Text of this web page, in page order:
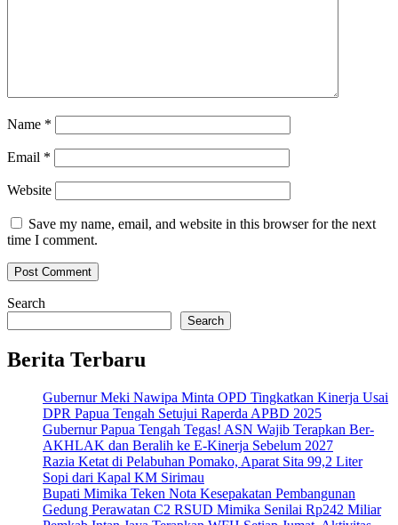
Name *
Email *
Website
Save my name, email, and website in this browser for the next
time I comment.
Search
Search
Berita Terbaru
Gubernur Meki Nawipa Minta OPD Tingkatkan Kinerja Usai
DPR Papua Tengah Setujui Raperda APBD 2025
Gubernur Papua Tengah Tegas! ASN Wajib Terapkan Ber-
AKHLAK dan Beralih ke E-Kinerja Sebelum 2027
Razia Ketat di Pelabuhan Pomako, Aparat Sita 99,2 Liter
Sopi dari Kapal KM Sirimau
Bupati Mimika Teken Nota Kesepakatan Pembangunan
Gedung Perawatan C2 RSUD Mimika Senilai Rp242 Miliar